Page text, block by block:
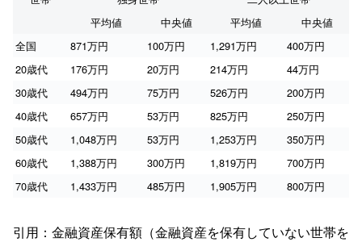
平均値
中央値 平均値
中央値
全国
871万円 100万円 1,291万円
400万円
20歳代
176万円 20万円 214万円
44万円
30歳代
494万円 75万円 526万円
200万円
40歳代
657万円 53万円 825万円
250万円
50歳代
1,048万円 53万円 1,253万円
350万円
60歳代
1,388万円 300万円 1,819万円
700万円
70歳代
1,433万円 485万円 1,905万円 800万円
引用：金融資産保有額（金融資産を保有していない世帯を